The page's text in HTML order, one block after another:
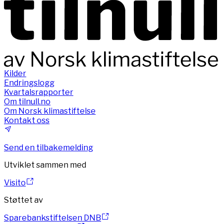
Kilder
Endringslogg
Kvartalsrapporter
Om tilnull.no
Om Norsk klimastiftelse
Kontakt oss
Send en tilbakemelding
Utviklet sammen med
Visito
Støttet av
Sparebankstiftelsen DNB